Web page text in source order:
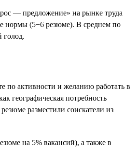
— предложение» на рынке труда
нормы (5−6 резюме). В среднем по
голод.
по активности и желанию работать в
географическая потребность
разместили соискатели из
на 5% вакансий), а также в